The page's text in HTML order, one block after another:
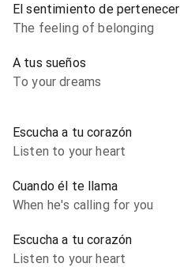
El sentimiento de pertenecer
The feeling of belonging
A tus sueños
To your dreams
Escucha a tu corazón
Listen to your heart
Cuando él te llama
When he's calling for you
Escucha a tu corazón
Listen to your heart